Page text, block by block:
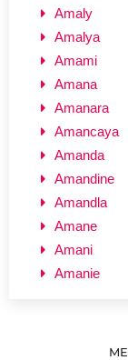
Amaly
Amalya
Amami
Amana
Amanara
Amancaya
Amanda
Amandine
Amandla
Amane
Amani
Amanie